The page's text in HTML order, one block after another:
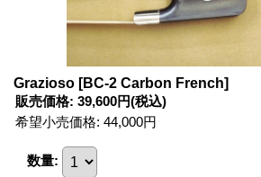
Grazioso [BC-2 Carbon French]
販売価格: 39,600円(税込)
希望小売価格: 44,000円
数量: